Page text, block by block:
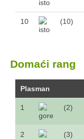
10 (10)
Domaći rang
Plasman
1 (2)
2 (3)